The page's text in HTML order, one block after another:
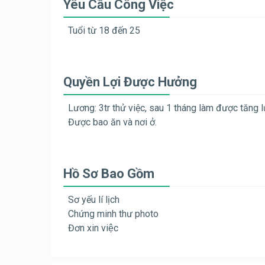
Yêu Cầu Công Việc
Tuổi từ 18 đến 25
Quyền Lợi Được Hưởng
Lương: 3tr thử việc, sau 1 tháng làm được tăng
Được bao ăn và nơi ở.
Hồ Sơ Bao Gồm
Sơ yếu lí lịch
Chứng minh thư photo
Đơn xin việc